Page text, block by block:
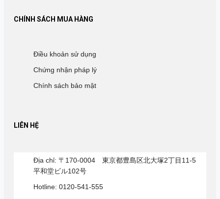
CHÍNH SÁCH MUA HÀNG
Điều khoản sử dụng
Chứng nhận pháp lý
Chính sách bảo mật
LIÊN HỆ
Địa chỉ: 〒170-0004 東京都豊島区北大塚2丁目11-5
平和堂ビル102号
Hotline: 0120-541-555